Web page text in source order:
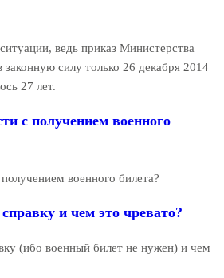
ведь приказ Министерства
силу только 26 декабря 2014
27 лет.
с получением военного
военного билета?
и чем это чревато?
(ибо военный билет не нужен) и чем